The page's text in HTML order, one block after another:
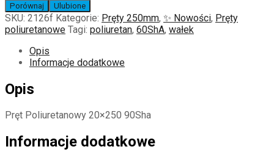
Porównaj Ulubione
SKU: 2126f Kategorie: Pręty 250mm, ✨ Nowości, Pręty
poliuretanowe Tagi: poliuretan, 60ShA, wałek
Opis
Informacje dodatkowe
Opis
Pręt Poliuretanowy 20×250 90Sha
Informacje dodatkowe